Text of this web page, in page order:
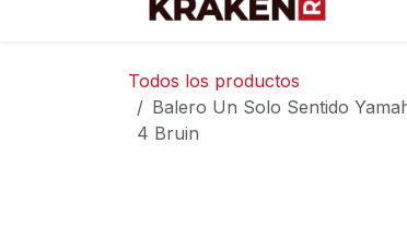
Todos los productos
Balero Un Solo Sentido
4 Bruin